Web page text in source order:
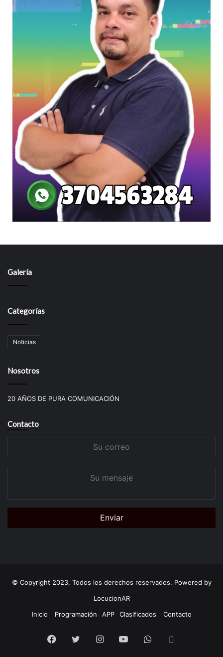
Galería
Categorías
Noticias
Nosotros
20 AÑOS DE PURA COMUNICACIÓN
Contacto
© Copyright 2023, Todos los derechos reservados. Powered by
LocucionAR
Inicio
Programación APP Clasificados Contacto
Facebook
TwitterInstagramYoutubeWhatsapp